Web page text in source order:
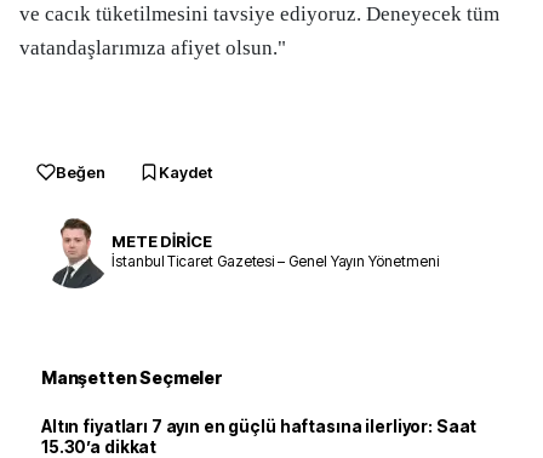
ve cacık tüketilmesini tavsiye ediyoruz. Deneyecek tüm
vatandaşlarımıza afiyet olsun."
Beğen Kaydet
METE DİRİCE
İstanbul Ticaret Gazetesi – Genel Yayın Yönetmeni
Manşetten Seçmeler
Altın fiyatları 7 ayın en güçlü haftasına ilerliyor: Saat
15.30’a dikkat